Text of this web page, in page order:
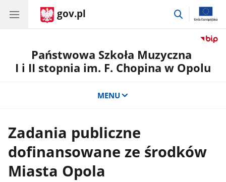
gov.pl
przejdź
Państwowa Szkoła Muzyczna
I i II stopnia im. F. Chopina w Opolu
MENU
Zadania publiczne
dofinansowane ze środków
Miasta Opola